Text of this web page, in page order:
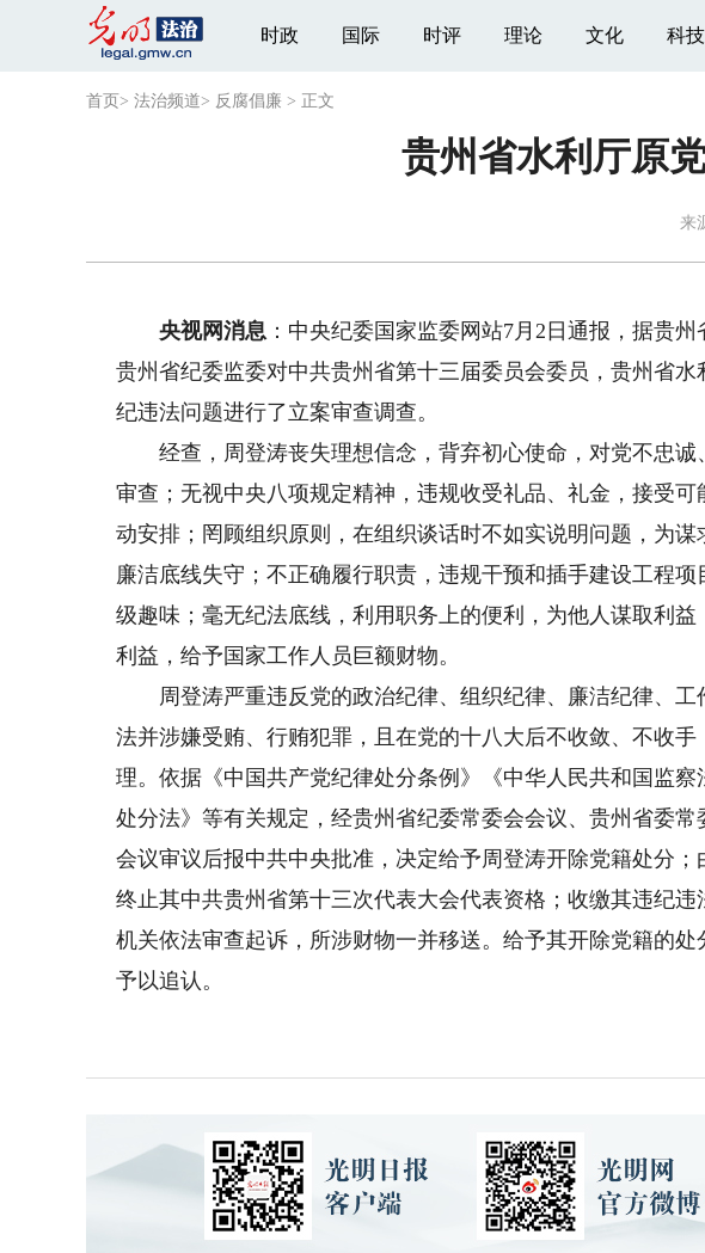
时政 国际 时评 理论 文化 科技
首页 > 法治频道> 反腐倡廉 > 正文
贵州省水利厅原
来
央视网消息 ：中央纪委国家监委网站7月2日通报，据贵
贵州省纪委监委对中共贵州省第十三届委员会委员，贵州省
纪违法问题进行了立案审查调查。
经查，周登涛丧失理想信念，背弃初心使命，对党不忠诚
审查；无视中央八项规定精神，违规收受礼品、礼金，接受
动安排；罔顾组织原则，在组织谈话时不如实说明问题，为谋
廉洁底线失守；不正确履行职责，违规干预和插手建设工程
级趣味；毫无纪法底线，利用职务上的便利，为他人谋取利
利益，给予国家工作人员巨额财物。
周登涛严重违反党的政治纪律、组织纪律、廉洁纪律、工
法并涉嫌受贿、行贿犯罪，且在党的十八大后不收敛、不收
理。依据《中国共产党纪律处分条例》《中华人民共和国监
处分法》等有关规定，经贵州省纪委常委会会议、贵州省委
会议审议后报中共中央批准，决定给予周登涛开除党籍处分；
终止其中共贵州省第十三次代表大会代表资格；收缴其违纪
机关依法审查起诉，所涉财物一并移送。给予其开除党籍的
予以追认。